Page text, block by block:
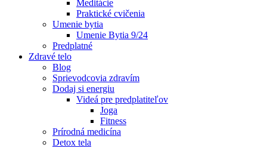
Meditácie
Praktické cvičenia
Umenie bytia
Umenie Bytia 9/24
Predplatné
Zdravé telo
Blog
Sprievodcovia zdravím
Dodaj si energiu
Videá pre predplatiteľov
Joga
Fitness
Prírodná medicína
Detox tela